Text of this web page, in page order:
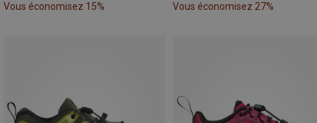
Vous économisez 15% Vous économisez 27%